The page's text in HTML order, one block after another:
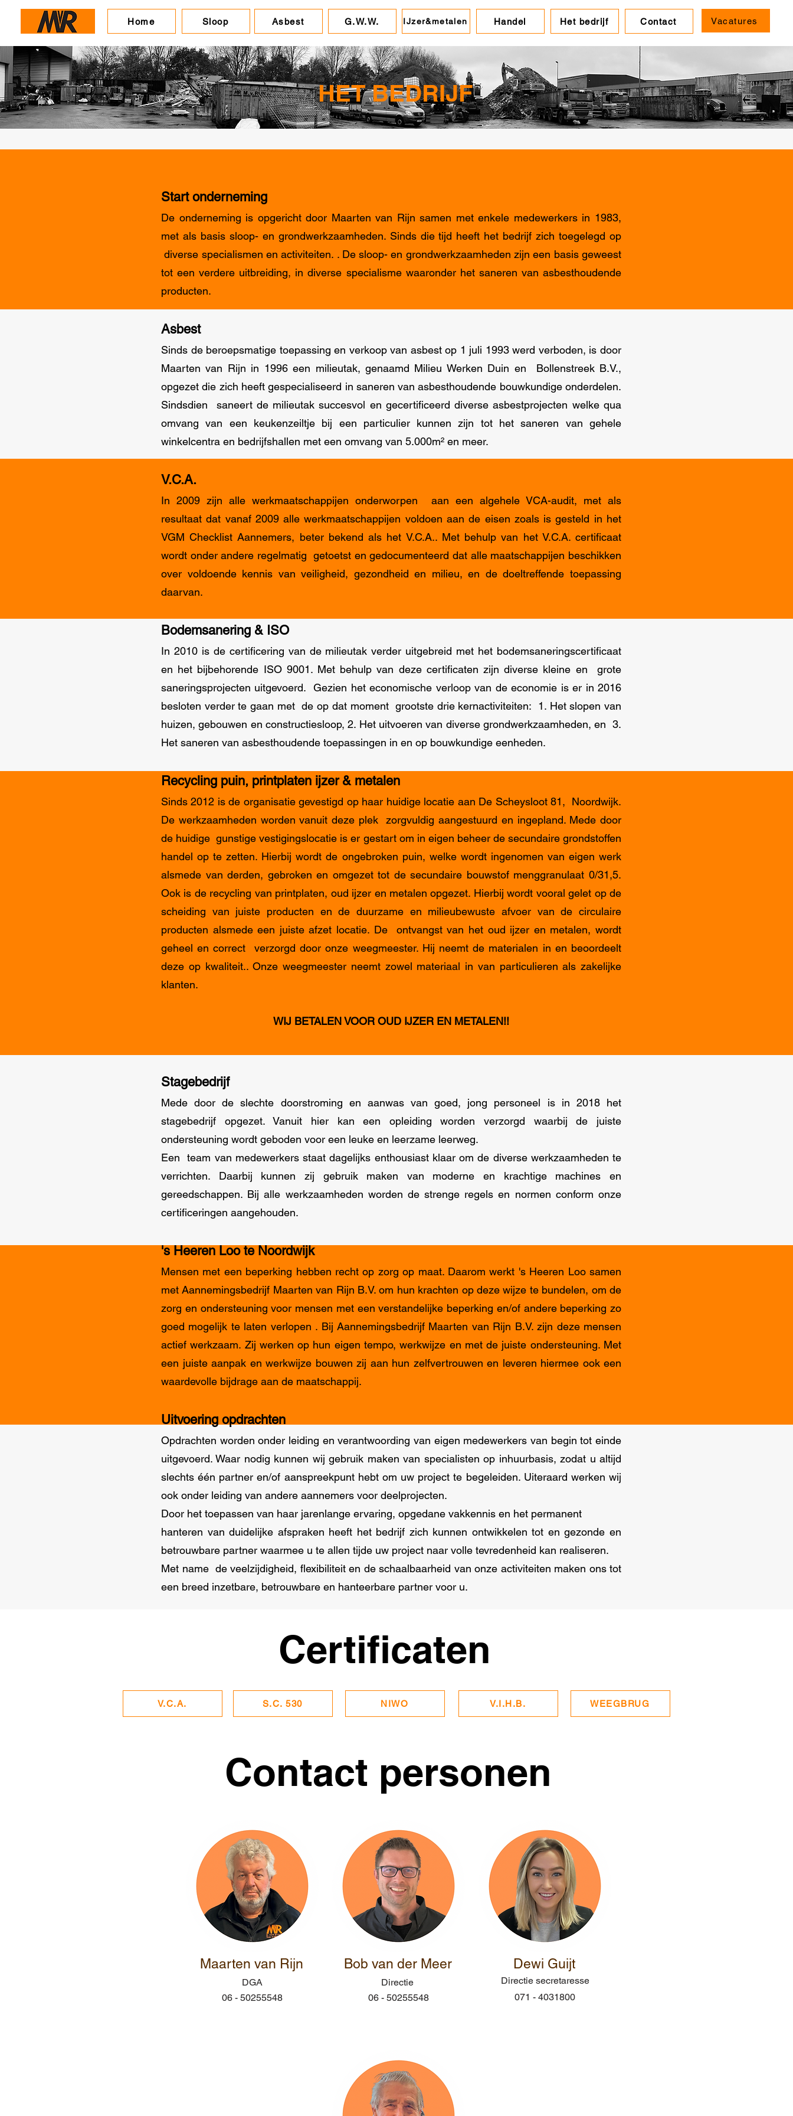
Home Sloop Asbest G.W.W. IJzer&metalen Handel Het bedrijf Contact Vacatures
HET BEDRIJF
Start onderneming
De onderneming is opgericht door Maarten van Rijn samen met enkele medewerkers in 1983,
met als basis sloop- en grondwerkzaamheden. Sinds die tijd heeft het bedrijf zich toegelegd op
diverse specialismen en activiteiten. . De sloop- en grondwerkzaamheden zijn een basis geweest
tot een verdere uitbreiding, in diverse specialisme waaronder het saneren van asbesthoudende
producten.
Asbest
Sinds de beroepsmatige toepassing en verkoop van asbest op 1 juli 1993 werd verboden, is door
Maarten van Rijn in 1996 een milieutak, genaamd Milieu Werken Duin en Bollenstreek B.V.,
opgezet die zich heeft gespecialiseerd in saneren van asbesthoudende bouwkundige onderdelen.
Sindsdien saneert de milieutak succesvol en gecertificeerd diverse asbestprojecten welke qua
omvang van een keukenzeiltje bij een particulier kunnen zijn tot het saneren van gehele
winkelcentra en bedrijfshallen met een omvang van 5.000m² en meer.
V.C.A.
In 2009 zijn alle werkmaatschappijen onderworpen aan een algehele VCA-audit, met als
resultaat dat vanaf 2009 alle werkmaatschappijen voldoen aan de eisen zoals is gesteld in het
VGM Checklist Aannemers, beter bekend als het V.C.A.. Met behulp van het V.C.A. certificaat
wordt onder andere regelmatig getoetst en gedocumenteerd dat alle maatschappijen beschikken
over voldoende kennis van veiligheid, gezondheid en milieu, en de doeltreffende toepassing
daarvan.
Bodemsanering & ISO
In 2010 is de certificering van de milieutak verder uitgebreid met het bodemsaneringscertificaat
en het bijbehorende ISO 9001. Met behulp van deze certificaten zijn diverse kleine en grote
saneringsprojecten uitgevoerd. Gezien het economische verloop van de economie is er in 2016
besloten verder te gaan met de op dat moment grootste drie kernactiviteiten: 1. Het slopen van
huizen, gebouwen en constructiesloop, 2. Het uitvoeren van diverse grondwerkzaamheden, en 3.
Het saneren van asbesthoudende toepassingen in en op bouwkundige eenheden.
Recycling puin, printplaten ijzer & metalen
Sinds 2012 is de organisatie gevestigd op haar huidige locatie aan De Scheysloot 81, Noordwijk.
De werkzaamheden worden vanuit deze plek zorgvuldig aangestuurd en ingepland. Mede door
de huidige gunstige vestigingslocatie is er gestart om in eigen beheer de secundaire grondstoffen
handel op te zetten. Hierbij wordt de ongebroken puin, welke wordt ingenomen van eigen werk
alsmede van derden, gebroken en omgezet tot de secundaire bouwstof menggranulaat 0/31,5.
Ook is de recycling van printplaten, oud ijzer en metalen opgezet. Hierbij wordt vooral gelet op de
scheiding van juiste producten en de duurzame en milieubewuste afvoer van de circulaire
producten alsmede een juiste afzet locatie. De ontvangst van het oud ijzer en metalen, wordt
geheel en correct verzorgd door onze weegmeester. Hij neemt de materialen in en beoordeelt
deze op kwaliteit.. Onze weegmeester neemt zowel materiaal in van particulieren als zakelijke
klanten.
WIJ BETALEN VOOR OUD IJZER EN METALEN!!
Stagebedrijf
Mede door de slechte doorstroming en aanwas van goed, jong personeel is in 2018 het
stagebedrijf opgezet. Vanuit hier kan een opleiding worden verzorgd waarbij de juiste
ondersteuning wordt geboden voor een leuke en leerzame leerweg.
Een team van medewerkers staat dagelijks enthousiast klaar om de diverse werkzaamheden te
verrichten. Daarbij kunnen zij gebruik maken van moderne en krachtige machines en
gereedschappen. Bij alle werkzaamheden worden de strenge regels en normen conform onze
certificeringen aangehouden.
's Heeren Loo te Noordwijk
Mensen met een beperking hebben recht op zorg op maat. Daarom werkt 's Heeren Loo samen
met Aannemingsbedrijf Maarten van Rijn B.V. om hun krachten op deze wijze te bundelen, om de
zorg en ondersteuning voor mensen met een verstandelijke beperking en/of andere beperking zo
goed mogelijk te laten verlopen . Bij Aannemingsbedrijf Maarten van Rijn B.V. zijn deze mensen
actief werkzaam. Zij werken op hun eigen tempo, werkwijze en met de juiste ondersteuning. Met
een juiste aanpak en werkwijze bouwen zij aan hun zelfvertrouwen en leveren hiermee ook een
waardevolle bijdrage aan de maatschappij.
Uitvoering opdrachten
Opdrachten worden onder leiding en verantwoording van eigen medewerkers van begin tot einde
uitgevoerd. Waar nodig kunnen wij gebruik maken van specialisten op inhuurbasis, zodat u altijd
slechts één partner en/of aanspreekpunt hebt om uw project te begeleiden. Uiteraard werken wij
ook onder leiding van andere aannemers voor deelprojecten.
Door het toepassen van haar jarenlange ervaring, opgedane vakkennis en het permanent
hanteren van duidelijke afspraken heeft het bedrijf zich kunnen ontwikkelen tot en gezonde en
betrouwbare partner waarmee u te allen tijde uw project naar volle tevredenheid kan realiseren.
Met name de veelzijdigheid, flexibiliteit en de schaalbaarheid van onze activiteiten maken ons tot
een breed inzetbare, betrouwbare en hanteerbare partner voor u.
Certificaten
V.C.A. S.C. 530 NIWO V.I.H.B. WEEGBRUG
Contact personen
Maarten van Rijn
DGA
06 - 50255548
Bob van der Meer
Directie
06 - 50255548
Dewi Guijt
Directie secretaresse
071 - 4031800